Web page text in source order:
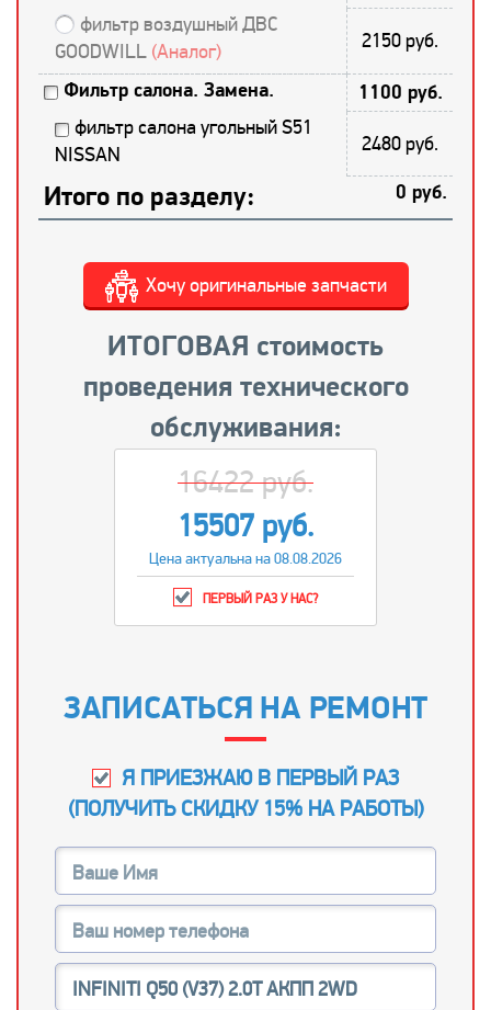
фильтр воздушный ДВС
GOODWILL (Аналог) 2150 руб.
Фильтр салона. Замена. 1100 руб.
фильтр салона угольный S51
NISSAN
2480 руб.
Итого по разделу: 0 руб.
ИТОГОВАЯ стоимость
проведения технического
обслуживания:
Хочу оригинальные запчасти
16422 руб.
15507 руб.
Цена актуальна на 08.08.2026
ПЕРВЫЙ РАЗ У НАС?
ЗАПИСАТЬСЯ НА РЕМОНТ
Я ПРИЕЗЖАЮ В ПЕРВЫЙ РАЗ
(ПОЛУЧИТЬ СКИДКУ 15% НА РАБОТЫ)